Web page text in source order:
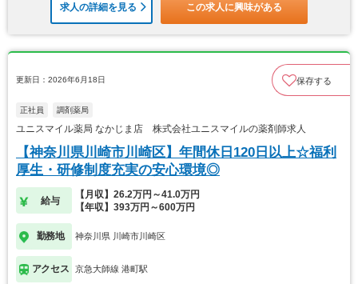
求人の詳細を見る この求人に興味がある
更新日：2026年6月18日 保存する
正社員 調剤薬局
ユニスマイル薬局 なかじま店 株式会社ユニスマイルの薬剤師求人
【神奈川県川崎市川崎区】年間休日120日以上☆福利
厚生・研修制度充実の安心環境◎
給与
【月収】26.2万円～41.0万円
【年収】393万円～600万円
勤務地 神奈川県 川崎市川崎区
アクセス 京急大師線 港町駅